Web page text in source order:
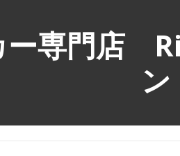
ー専門店
ン